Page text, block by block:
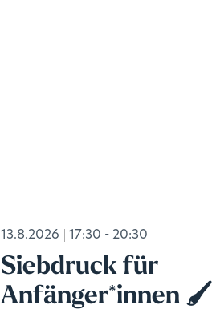
13.8.2026 17:30 - 20:30
Siebdruck für
Anfänger*innen 🖌️